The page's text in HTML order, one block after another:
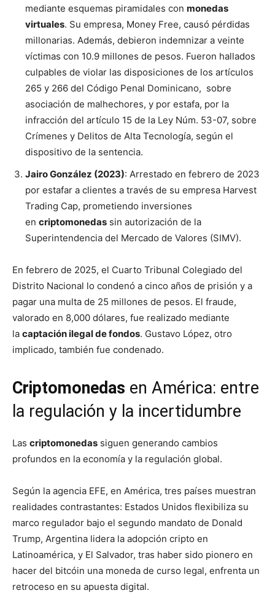
mediante esquemas piramidales con monedas
virtuales. Su empresa, Money Free, causó pérdidas
millonarias. Además, debieron indemnizar a veinte
víctimas con 10.9 millones de pesos. Fueron hallados
culpables de violar las disposiciones de los artículos
265 y 266 del Código Penal Dominicano, sobre
asociación de malhechores, y por estafa, por la
infracción del artículo 15 de la Ley Núm. 53-07, sobre
Crímenes y Delitos de Alta Tecnología, según el
dispositivo de la sentencia.
Jairo González (2023): Arrestado en febrero de 2023
por estafar a clientes a través de su empresa Harvest
Trading Cap, prometiendo inversiones
en criptomonedas sin autorización de la
Superintendencia del Mercado de Valores (SIMV).
En febrero de 2025, el Cuarto Tribunal Colegiado del
Distrito Nacional lo condenó a cinco años de prisión y a
pagar una multa de 25 millones de pesos. El fraude,
valorado en 8,000 dólares, fue realizado mediante
la captación ilegal de fondos. Gustavo López, otro
implicado, también fue condenado.
Criptomonedas en América: entre
la regulación y la incertidumbre
Las criptomonedas siguen generando cambios
profundos en la economía y la regulación global.
Según la agencia EFE, en América, tres países muestran
realidades contrastantes: Estados Unidos flexibiliza su
marco regulador bajo el segundo mandato de Donald
Trump, Argentina lidera la adopción cripto en
Latinoamérica, y El Salvador, tras haber sido pionero en
hacer del bitcóin una moneda de curso legal, enfrenta un
retroceso en su apuesta digital.